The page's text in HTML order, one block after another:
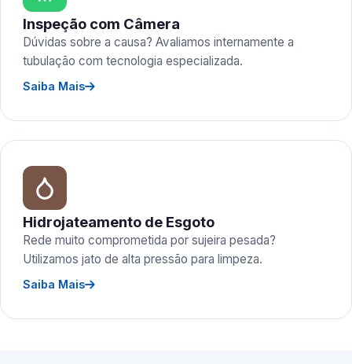
Inspeção com Câmera
Dúvidas sobre a causa? Avaliamos internamente a
tubulação com tecnologia especializada.
Saiba Mais
Hidrojateamento de Esgoto
Rede muito comprometida por sujeira pesada?
Utilizamos jato de alta pressão para limpeza.
Saiba Mais